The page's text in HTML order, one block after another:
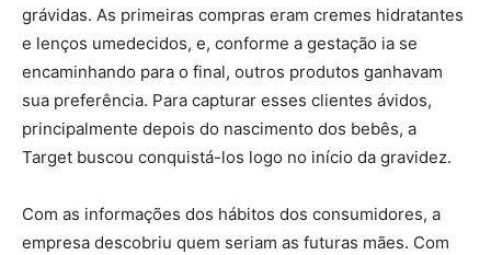
grávidas. As primeiras compras eram cremes hidratantes
e lenços umedecidos, e, conforme a gestação ia se
encaminhando para o final, outros produtos ganhavam
sua preferência. Para capturar esses clientes ávidos,
principalmente depois do nascimento dos bebês, a
Target buscou conquistá-los logo no início da gravidez.
Com as informações dos hábitos dos consumidores, a
empresa descobriu quem seriam as futuras mães. Com